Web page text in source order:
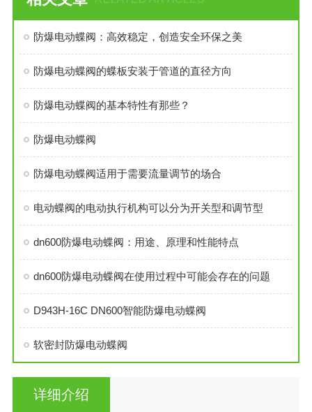
防爆电动蝶阀：高效稳定，创造安全环保之美
防爆电动蝶阀的蝶板安装于管道的直径方向
防爆电动蝶阀的基本特性有那些？
防爆电动蝶阀
防爆电动蝶阀适用于需要流量调节的场合
电动蝶阀的电动执行机构可以分为开关型和调节型
dn600防爆电动蝶阀：用途、原理和性能特点
dn600防爆电动蝶阀在使用过程中可能会存在的问题
D943H-16C DN600智能防爆电动蝶阀
软密封防爆电动蝶阀
详细介绍